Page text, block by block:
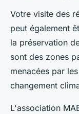
Votre visite des
peut également
la préservation
sont des zones
menacées par
changement
L'association